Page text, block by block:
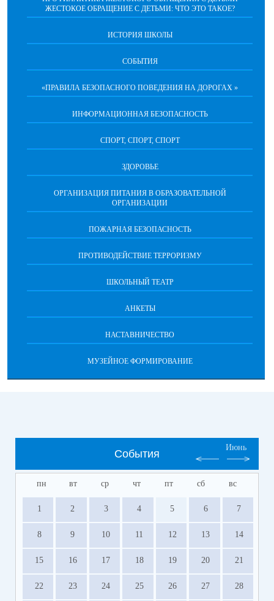
ЖЕСТОКОЕ ОБРАЩЕНИЕ С ДЕТЬМИ: ЧТО ЭТО ТАКОЕ?
ИСТОРИЯ ШКОЛЫ
СОБЫТИЯ
«ПРАВИЛА БЕЗОПАСНОГО ПОВЕДЕНИЯ НА ДОРОГАХ »
ИНФОРМАЦИОННАЯ БЕЗОПАСНОСТЬ
СПОРТ, СПОРТ, СПОРТ
ЗДОРОВЬЕ
ОРГАНИЗАЦИЯ ПИТАНИЯ В ОБРАЗОВАТЕЛЬНОЙ
ОРГАНИЗАЦИИ
ПОЖАРНАЯ БЕЗОПАСНОСТЬ
ПРОТИВОДЕЙСТВИЕ ТЕРРОРИЗМУ
ШКОЛЬНЫЙ ТЕАТР
АНКЕТЫ
НАСТАВНИЧЕСТВО
МУЗЕЙНОЕ ФОРМИРОВАНИЕ
События
Июнь
пн вт ср чт пт сб вс
1 2 3 4 5 6 7
8 9 10 11 12 13 14
15 16 17 18 19 20 21
22 23 24 25 26 27 28